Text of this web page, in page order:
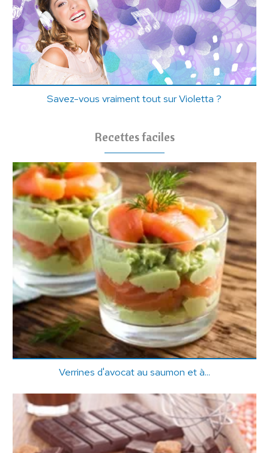
Savez-vous vraiment tout sur Violetta ?
Recettes faciles
Verrines d'avocat au saumon et à...